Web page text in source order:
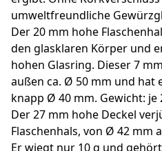
umweltfreundliche
Der 20 mm hohe
den glasklaren Körper und
hohen Glasring. Dieser 7
außen ca. Ø 50 mm und hat
knapp Ø 40 mm. Gewicht: je
Der 27 mm hohe Deckel
Flaschenhals, von Ø 42 mm
Er wiegt nur 10 g und